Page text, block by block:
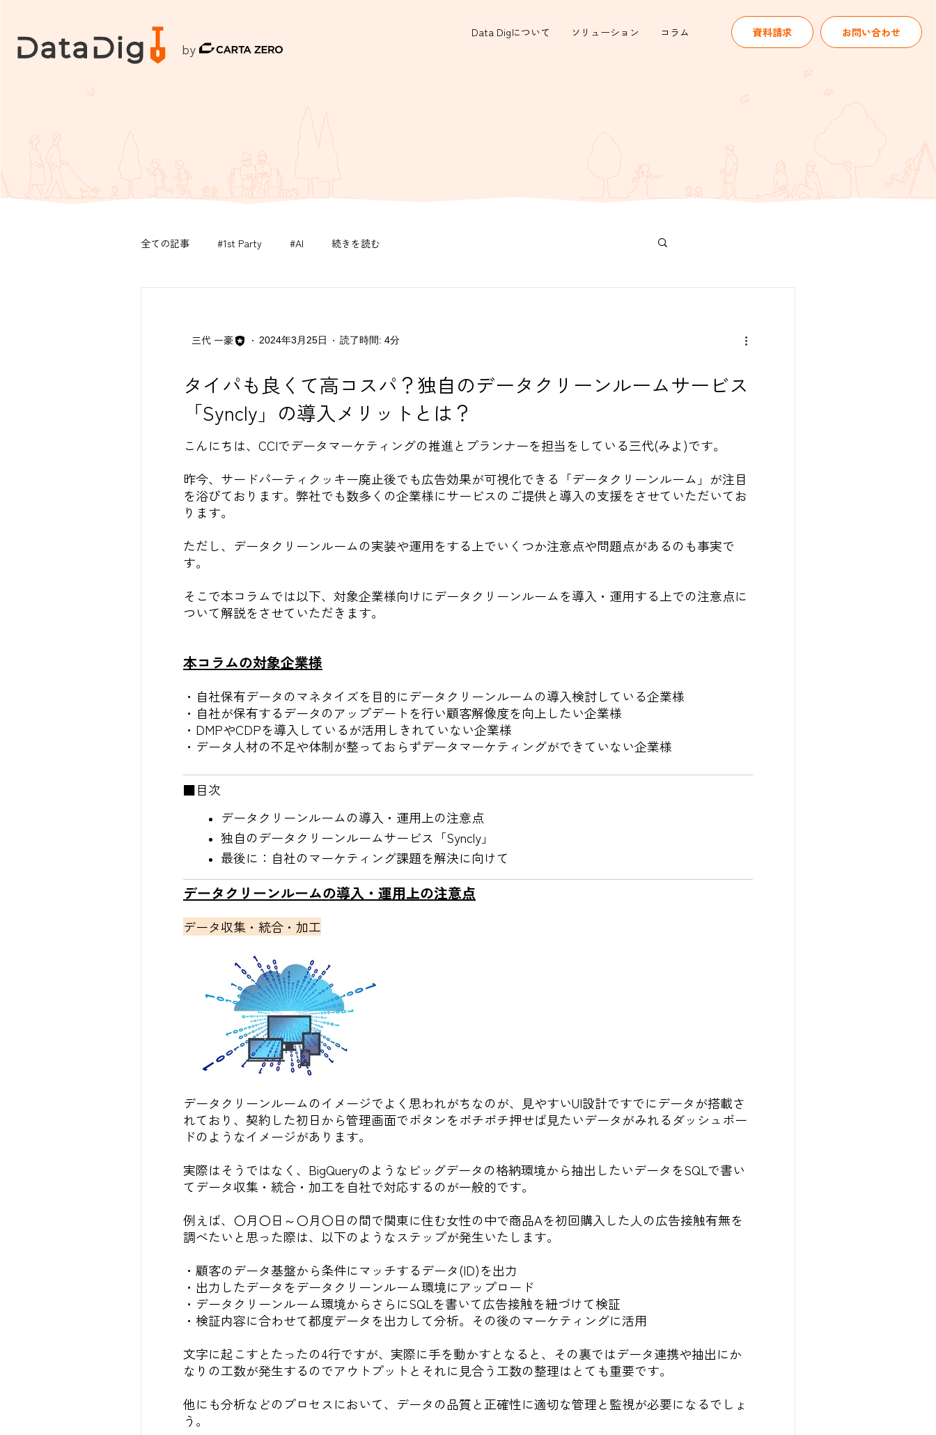
by
Data Digについて ソリューション コラム 資料請求 お問い合わせ
全ての記事 #1st Party #AI 続きを読む
三代 一豪 2024年3月25日 読了時間: 4分
タイパも良くて高コスパ？独自のデータクリーンルームサービス
「Syncly」の導入メリットとは？
こんにちは、CCIでデータマーケティングの推進とプランナーを担当をしている三代(みよ)です。
昨今、サードパーティクッキー廃止後でも広告効果が可視化できる「データクリーンルーム」が注目
を浴びております。弊社でも数多くの企業様にサービスのご提供と導入の支援をさせていただいてお
ります。
ただし、データクリーンルームの実装や運用をする上でいくつか注意点や問題点があるのも事実で
す。
そこで本コラムでは以下、対象企業様向けにデータクリーンルームを導入・運用する上での注意点に
ついて解説をさせていただきます。
本コラムの対象企業様
・自社保有データのマネタイズを目的にデータクリーンルームの導入検討している企業様
・自社が保有するデータのアップデートを行い顧客解像度を向上したい企業様
・DMPやCDPを導入しているが活用しきれていない企業様
・データ人材の不足や体制が整っておらずデータマーケティングができていない企業様
■目次
データクリーンルームの導入・運用上の注意点
独自のデータクリーンルームサービス「Syncly」
最後に：自社のマーケティング課題を解決に向けて
データクリーンルームの導入・運用上の注意点
データ収集・統合・加工
データクリーンルームのイメージでよく思われがちなのが、見やすいUI設計ですでにデータが搭載さ
れており、契約した初日から管理画面でボタンをポチポチ押せば見たいデータがみれるダッシュボー
ドのようなイメージがあります。
実際はそうではなく、BigQueryのようなビッグデータの格納環境から抽出したいデータをSQLで書い
てデータ収集・統合・加工を自社で対応するのが一般的です。
例えば、〇月〇日～〇月〇日の間で関東に住む女性の中で商品Aを初回購入した人の広告接触有無を
調べたいと思った際は、以下のようなステップが発生いたします。
・顧客のデータ基盤から条件にマッチするデータ(ID)を出力
・出力したデータをデータクリーンルーム環境にアップロード
・データクリーンルーム環境からさらにSQLを書いて広告接触を紐づけて検証
・検証内容に合わせて都度データを出力して分析。その後のマーケティングに活用
文字に起こすとたったの4行ですが、実際に手を動かすとなると、その裏ではデータ連携や抽出にか
なりの工数が発生するのでアウトプットとそれに見合う工数の整理はとても重要です。
他にも分析などのプロセスにおいて、データの品質と正確性に適切な管理と監視が必要になるでしょ
う。